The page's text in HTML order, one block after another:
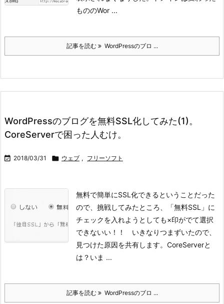
もののWor ...
記事を読む WordPressのブロ ...
WordPressのブログを無料SSL化してみた(1)。
CoreServerで困った人むけ。
 2018/03/31  ウェブ , フリーソフト
無料で簡単にSSL化できるということだった
ので、挑戦してみたところ、「無料SSL」に
チェックを入れようとしても×印がでて選択
できないい！！ いきなりつまずいたので、
見つけた原因を共有します。 CoreServerと
は？ いま ...
記事を読む WordPressのブロ ...